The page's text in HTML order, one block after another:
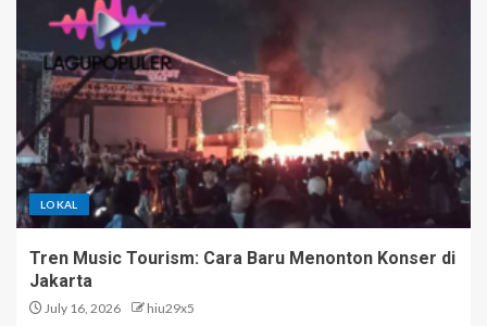
LOKAL
Tren Music Tourism: Cara Baru Menonton Konser di
Jakarta
July 16, 2026 hiu29x5